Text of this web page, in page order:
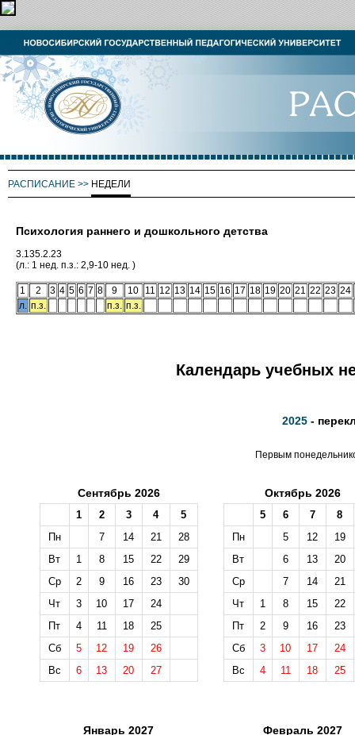
РАСПИСАНИЕ >> НЕДЕЛИ
Психология раннего и дошкольного детства
3.135.2.23
(л.: 1 нед. п.з.: 2,9-10 нед. )
1 2 3 4 5 6 7 8 9 10 11 12 13 14 15 16 17 18 19 20 21 22 23 24
л. п.з. п.з. п.з.
Календарь учебных
2025 -
Первым
Сентябрь 2026
1 2 3 4
5
Пн
7 14 21
28
Вт
1 8 15 22
29
Ср
2 9 16 23
30
Чт
3 10 17
24
Пт
4 11 18
25
Сб
5 12 19
26
Вс
6 13 20 27
Октябрь 2026
5 6 7
8
Пн
5 12
19
Вт
6 13
20
Ср
7 14
21
Чт
1 8 15
22
Пт
2 9 16
23
Сб
3 10 17
24
Вс
4 11 18 25
Январь 2027 Февраль 2027